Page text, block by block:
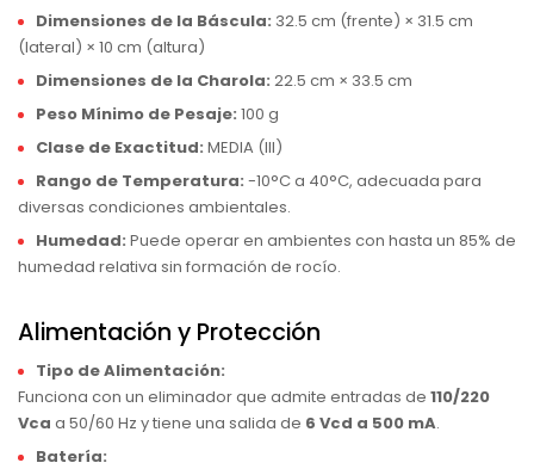
Dimensiones de la Báscula: 32.5 cm (frente) × 31.5 cm
(lateral) × 10 cm (altura)
Dimensiones de la Charola: 22.5 cm × 33.5 cm
Peso Mínimo de Pesaje: 100 g
Clase de Exactitud: MEDIA (III)
Rango de Temperatura: -10°C a 40°C, adecuada para
diversas condiciones ambientales.
Humedad: Puede operar en ambientes con hasta un 85% de
humedad relativa sin formación de rocío.
Alimentación y Protección
Tipo de Alimentación:
Funciona con un eliminador que admite entradas de 110/220
Vca a 50/60 Hz y tiene una salida de 6 Vcd a 500 mA.
Batería: